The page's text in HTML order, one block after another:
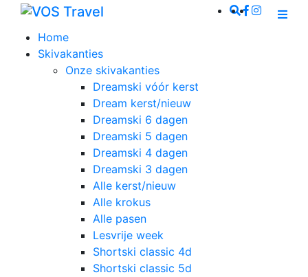
Home
Skivakanties
Onze skivakanties
Dreamski vóór kerst
Dream kerst/nieuw
Dreamski 6 dagen
Dreamski 5 dagen
Dreamski 4 dagen
Dreamski 3 dagen
Alle kerst/nieuw
Alle krokus
Alle pasen
Lesvrije week
Shortski classic 4d
Shortski classic 5d